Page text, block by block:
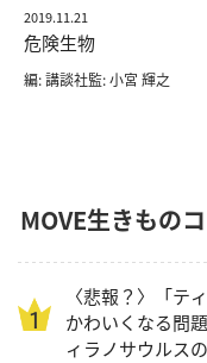
2019.11.21
危険生物
編: 講談社監: 小宮 輝之
MOVE生きもの
〈悲報？〉「テ
かわいくなる問
ィラノサウルス